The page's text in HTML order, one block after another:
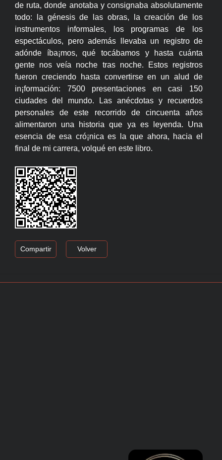
de ruta, donde anotaba y consignaba absolutamente
todo: la génesis de las obras, la creación de los
instrumentos informales, los programas de los
espectáculos, pero además llevaba un registro de
adónde íba¡mos, qué tocábamos y hasta cuánta
gente nos veía noche tras noche. Estos registros
fueron creciendo hasta convertirse en un alud de
in¡formación: 7500 presentaciones en casi 150
ciudades del mundo. Las anécdotas y recuerdos
personales de este recorrido de cincuenta años
alimentaron una historia que ya es leyenda. Una
esencia de esa cró¡nica es la que ahora, hacia el
final de mi carrera, volqué en este libro.
Compartir Volver